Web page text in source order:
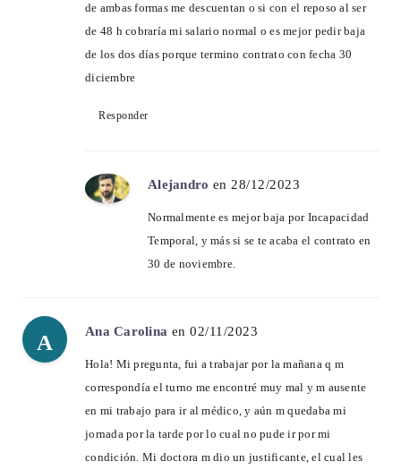
de ambas formas me descuentan o si con el reposo al ser
de 48 h cobraría mi salario normal o es mejor pedir baja
de los dos días porque termino contrato con fecha 30
diciembre
Responder
Alejandro en 28/12/2023
Normalmente es mejor baja por Incapacidad
Temporal, y más si se te acaba el contrato en
30 de noviembre.
A Ana Carolina en 02/11/2023
Hola! Mi pregunta, fui a trabajar por la mañana q m
correspondía el turno me encontré muy mal y m ausente
en mi trabajo para ir al médico, y aún m quedaba mi
jornada por la tarde por lo cual no pude ir por mi
condición. Mi doctora m dio un justificante, el cual les